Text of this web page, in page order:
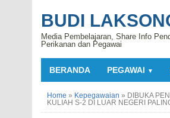
BUDI
Media Pembelajaran, Share Info
Perikanan dan Pegawai
BERANDA PEGAWAI ▼
Home » Kepegawaian » DIBUKA
KULIAH S-2 DI LUAR NEGERI